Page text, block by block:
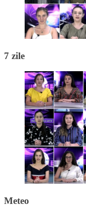
7 zile
Meteo